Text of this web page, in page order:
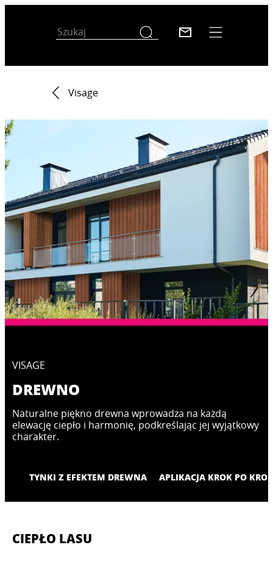
Visage
VISAGE
DREWNO
Naturalne piękno drewna wprowadza na każdą
elewację ciepło i harmonię, podkreślając jej wyjątkowy
charakter.
TYNKI Z EFEKTEM DREWNA APLIKACJA KROK PO
CIEPŁO LASU